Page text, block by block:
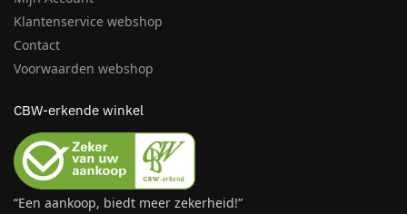
Klantenservice webshop
Contact
Voorwaarden webshop
CBW-erkende winkel
“Een aankoop, biedt meer zekerheid!”